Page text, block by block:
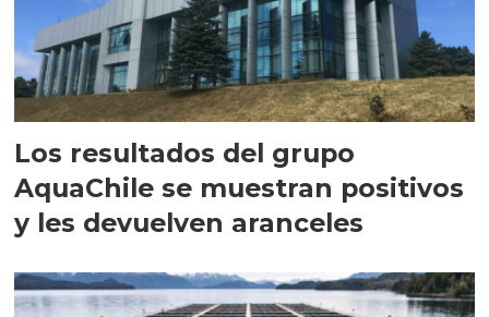
Los resultados del grupo
AquaChile se muestran positivos
y les devuelven aranceles